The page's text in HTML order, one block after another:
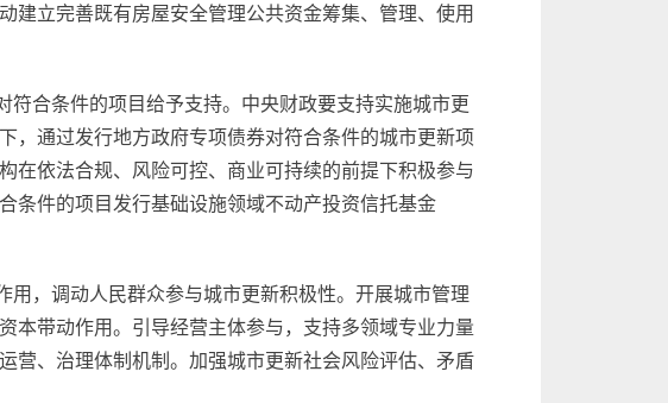
建立完善既有房屋安全管理公共资金筹集、管理、使用
合条件的项目给予支持。中央财政要支持实施城市更
，通过发行地方政府专项债券对符合条件的城市更新项
在依法合规、风险可控、商业可持续的前提下积极参与
条件的项目发行基础设施领域不动产投资信托基金
，调动人民群众参与城市更新积极性。开展城市管理
本带动作用。引导经营主体参与，支持多领域专业力量
营、治理体制机制。加强城市更新社会风险评估、矛盾